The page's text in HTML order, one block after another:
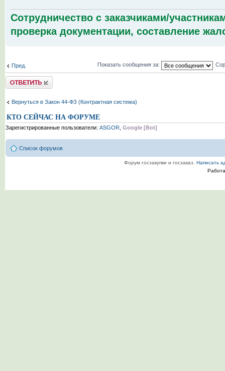
Сотрудничество с заказчиками/
проверка документации, составление
Пред. Показать сообщения за:
Комментировать
Вернуться в Закон 44-ФЗ (Контрактная система)
КТО СЕЙЧАС НА ФОРУМЕ
Зарегистрированные пользователи: ASGOR Google [Bot]
Список форумов
Форум госзакупки и госзаказ.Написать